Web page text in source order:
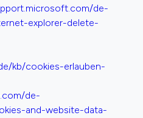
de-
explorer-delete-
kb/cookies-erlauben-
de-
and-website-data-